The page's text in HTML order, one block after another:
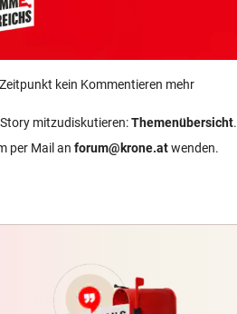
kein Kommentieren mehr
mitzudiskutieren:Themenübersicht.
per Mail an forum@krone.atwenden.